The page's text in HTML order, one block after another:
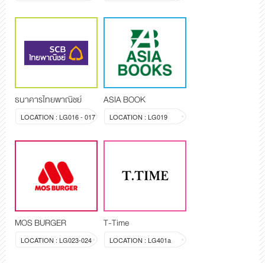
ธนาคารไทยพาณิชย์
LOCATION : LG016 - 017
ASIA BOOK
LOCATION : LG019
MOS BURGER
LOCATION : LG023-024
T-Time
LOCATION : LG401a